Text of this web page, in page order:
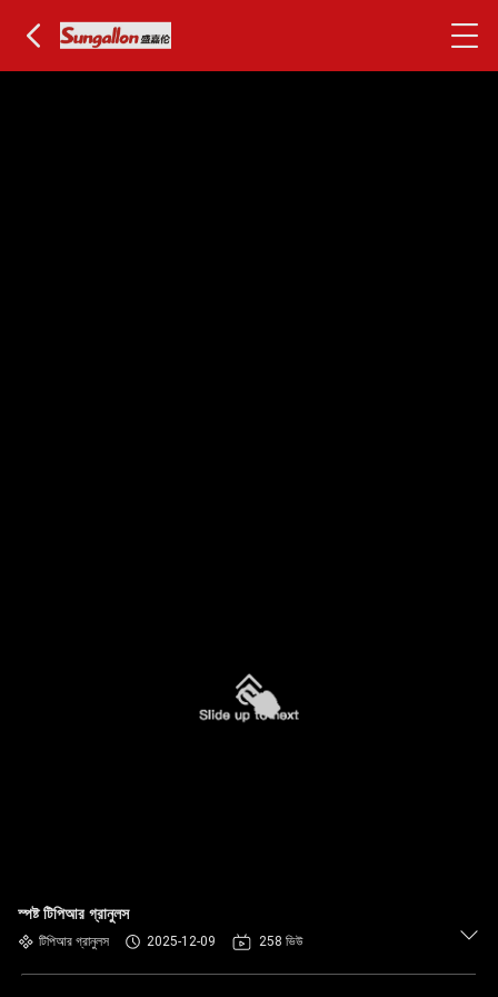
স্পষ্ট টিপিআর গ্রানুলস
টিপিআর গ্রানুলস 2025-12-09 258 ভিউ